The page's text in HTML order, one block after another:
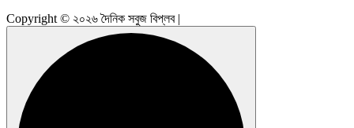
Copyright © ২০২৬ দৈনিক সবুজ বিপ্লব |